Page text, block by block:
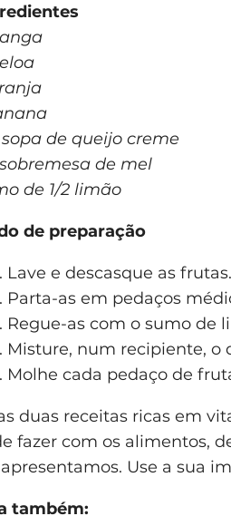
sopa de queijo creme
sobremesa de mel
de 1/2 limão
de preparação
Lave e descasque as frutas.
Parta-as em pedaços
Regue-as com o sumo de
Misture, num recipiente, o
Molhe cada pedaço de
duas receitas ricas em
fazer com os alimentos,
Use a sua
também: